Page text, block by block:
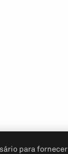
para fornecer